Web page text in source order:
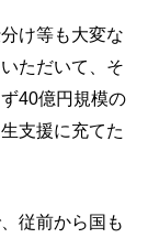
け等も大変な
ただいて、そ
40億円規模の
支援に充てた
従前から国も